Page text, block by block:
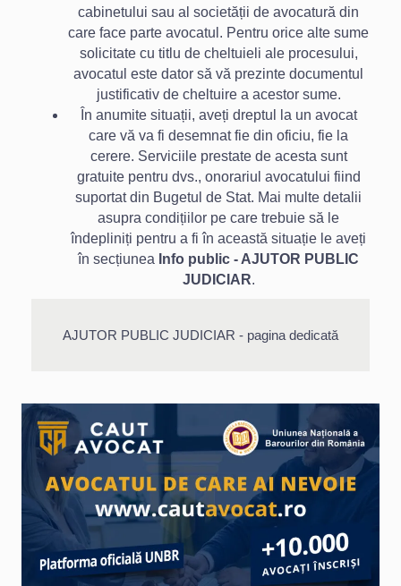
cabinetului sau al societății de avocatură din
care face parte avocatul. Pentru orice alte sume
solicitate cu titlu de cheltuieli ale procesului,
avocatul este dator să vă prezinte documentul
justificativ de cheltuire a acestor sume.
În anumite situații, aveți dreptul la un avocat
care vă va fi desemnat fie din oficiu, fie la
cerere. Serviciile prestate de acesta sunt
gratuite pentru dvs., onorariul avocatului fiind
suportat din Bugetul de Stat. Mai multe detalii
asupra condițiilor pe care trebuie să le
îndepliniți pentru a fi în această situație le aveți
în secțiunea Info public - AJUTOR PUBLIC
JUDICIAR.
AJUTOR PUBLIC JUDICIAR - pagina dedicată